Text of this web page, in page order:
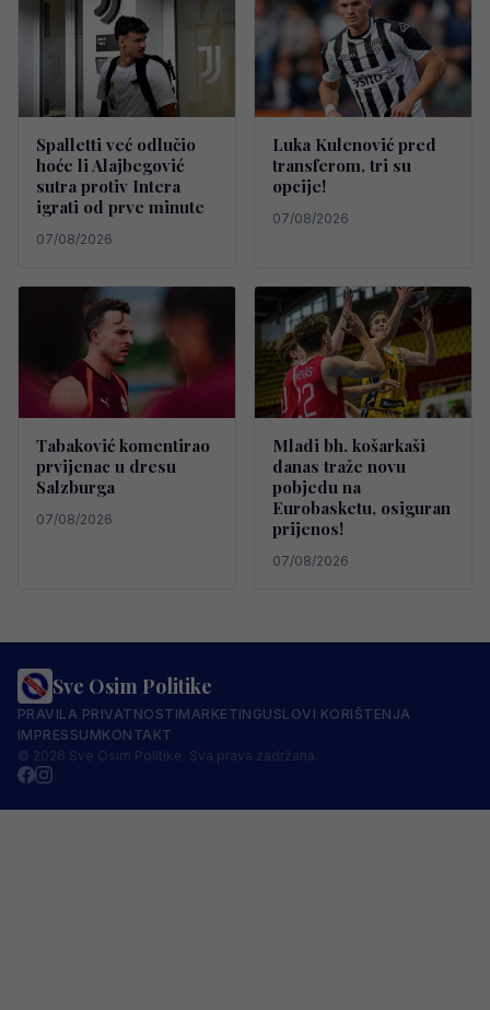
Spalletti već odlučio
hoće li Alajbegović
sutra protiv Intera
igrati od prve minute
07/08/2026
Luka Kulenović pred
transferom, tri su
opcije!
07/08/2026
Tabaković komentirao
prvijenac u dresu
Salzburga
07/08/2026
Mladi bh. košarkaši
danas traže novu
pobjedu na
Eurobasketu, osiguran
prijenos!
07/08/2026
Sve Osim Politike
PRAVILA PRIVATNOSTIMARKETINGUSLOVI KORIŠTENJA
IMPRESSUMKONTAKT
© 2026 Sve Osim Politike. Sva prava zadržana.